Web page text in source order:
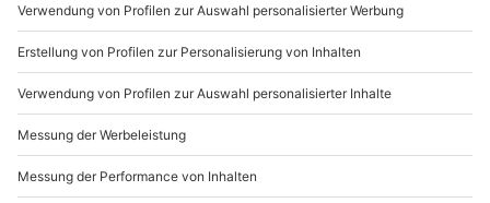
Artikelnummer:65166
Andere Produkte entdecken